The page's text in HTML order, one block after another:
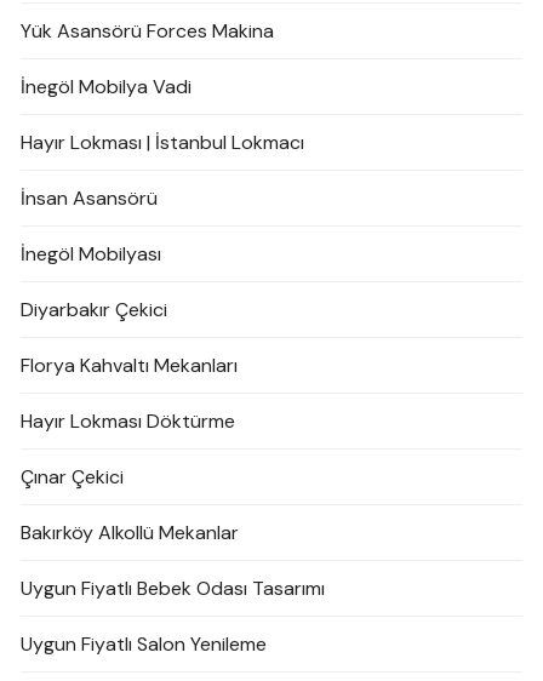
Yük Asansörü Forces Makina
İnegöl Mobilya Vadi
Hayır Lokması | İstanbul Lokmacı
İnsan Asansörü
İnegöl Mobilyası
Diyarbakır Çekici
Florya Kahvaltı Mekanları
Hayır Lokması Döktürme
Çınar Çekici
Bakırköy Alkollü Mekanlar
Uygun Fiyatlı Bebek Odası Tasarımı
Uygun Fiyatlı Salon Yenileme